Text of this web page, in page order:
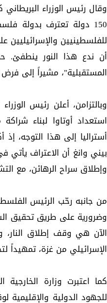
وقال رئيس الوزراء
150 دولة تعترف بدولة
للفلسطينيين
أن ندع هذا النور
المستقبلية"، مشيراً إلى
وبالتزامن، أعلن رئيس
استعداد أوتاوا لبناء
أستراليا إلى هذا التوجه،
بيني وانغ أن الاعتراف يأتي
وإطلاق سراح الرهائن، مع
من جانبه رحّب الرئيس
وضرورية على طريق تحقيق
الآن هي وقف إطلاق النار،
الإسرائيلي من غزة، تمهيداً
كما اعتبرت وزارة الخارجية
للجهود الدولية